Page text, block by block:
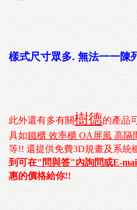
樣式尺寸眾多. 無法一一陳
此外還有多有關樹德的產品
具如鐵櫃 效率櫃 OA屏風 高隔
等!! 還提供免費3D規畫及系統
到可在"問與答"內詢問或E-
惠的價格給你!!